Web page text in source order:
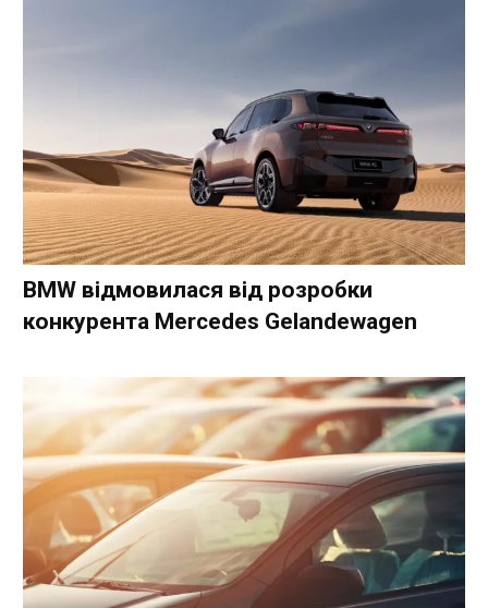
BMW відмовилася від розробки
конкурента Mercedes Gelandewagen